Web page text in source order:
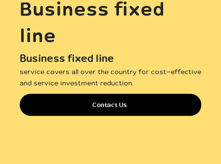
Business fixed
line
Business fixed line
service covers all over the country for cost-effective
and service investment reduction.
Contact Us